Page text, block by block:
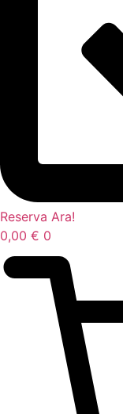
Reserva Ara!
0,00 € 0